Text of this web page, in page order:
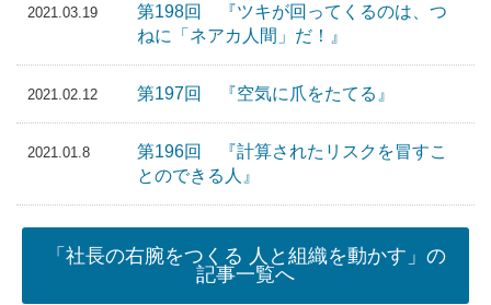
2021.03.19
第198回 『ツキが回ってくるのは、つ
ねに「ネアカ人間」だ！』
2021.02.12 第197回 『空気に爪をたてる』
2021.01.8
第196回 『計算されたリスクを冒すこ
とのできる人』
「社長の右腕をつくる 人と組織を動かす」の
記事一覧へ